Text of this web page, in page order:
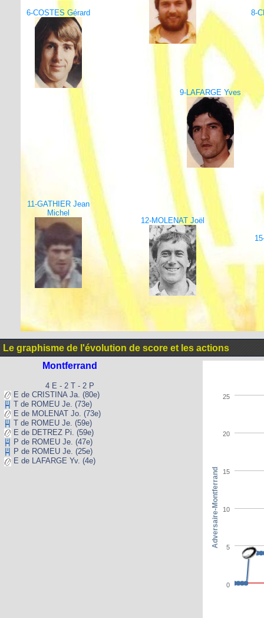
6-COSTES Gérard 8-
9-LAFARGE Yves
11-GATHIER Jean
Michel
12-MOLENAT Joël
Le graphisme de l'évolution de score et les actions
Montferrand
4 E - 2 T - 2 P
E de CRISTINA Ja. (80e)
T de ROMEU Je. (73e)
E de MOLENAT Jo. (73e)
T de ROMEU Je. (59e)
E de DETREZ Pi. (59e)
P de ROMEU Je. (47e)
P de ROMEU Je. (25e)
E de LAFARGE Yv. (4e)
0
10
20
5
15
25
Adversaire-Montferrand